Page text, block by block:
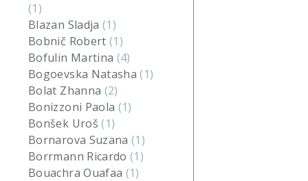
(1)
Blazan Sladja(1)
Bobnič Robert(1)
Bofulin Martina (4)
Bogoevska Natasha(1)
Bolat Zhanna (2)
Bonizzoni Paola (1)
Bonšek Uroš(1)
Bornarova Suzana(1)
Borrmann Ricardo(1)
Bouachra Ouafaa (1)